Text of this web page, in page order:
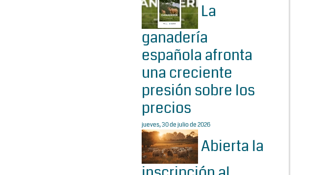
La
ganadería
española afronta
una creciente
presión sobre los
precios
jueves, 30 de julio de 2026
Abierta la